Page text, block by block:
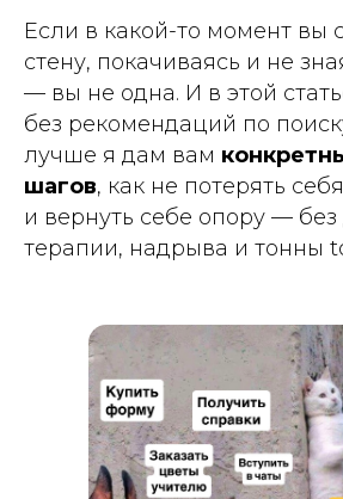
Если в какой-то момент вы
стену, покачиваясь и не
— вы не одна. И в этой
без рекомендаций по
лучше я дам вам
шагов, как не потерять
и вернуть себе опору — без
терапии, надрыва и тонны